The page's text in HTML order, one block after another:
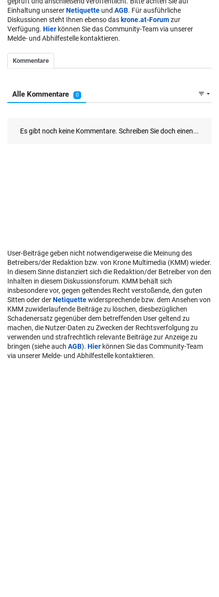
Einhaltung unsererNetiquette und AGB. Für ausführliche
Diskussionen steht Ihnen ebenso das krone.at-Forumzur
Verfügung. Hier können Sie das Community-Team via unserer
Melde- und Abhilfestelle kontaktieren.
User-Beiträge geben nicht notwendigerweise die Meinung des
Betreibers/der Redaktion bzw. von Krone Multimedia (KMM) wieder.
In diesem Sinne distanziert sich die Redaktion/der Betreiber von den
Inhalten in diesem Diskussionsforum. KMM behält sich
insbesondere vor, gegen geltendes Recht verstoßende, den guten
Sitten oder derNetiquettewidersprechende bzw. dem Ansehen von
KMM zuwiderlaufende Beiträge zu löschen, diesbezüglichen
Schadenersatz gegenüber dem betreffenden User geltend zu
machen, die Nutzer-Daten zu Zwecken der Rechtsverfolgung zu
verwenden und strafrechtlich relevante Beiträge zur Anzeige zu
bringen (siehe auch AGB). Hier können Sie das Community-Team
via unserer Melde- und Abhilfestelle kontaktieren.